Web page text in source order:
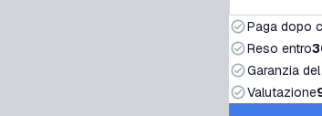
Paga dopo
Reso entro
Garanzia
Valutazione